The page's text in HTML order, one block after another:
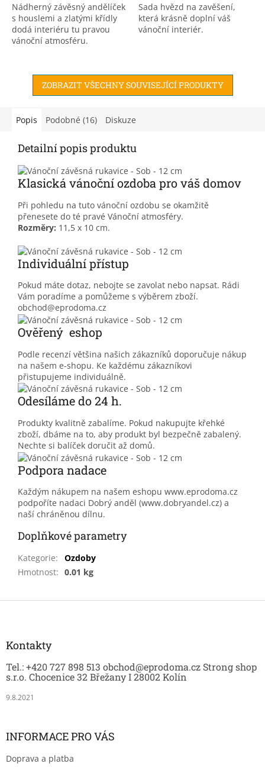
Nádherný závěsný andělíček
s houslemi a zlatými křídly
dodá interiéru tu pravou
vánoční atmosféru.
Sada hvězd na zavěšení,
která krásně doplní váš
vánoční interiér.
ZOBRAZIT VŠECHNY SOUVISEJÍCÍ PRODUKTY
Popis Podobné (16) Diskuze
Detailní popis produktu
Klasická vánoční ozdoba pro váš domov
Při pohledu na tuto vánoční ozdobu se okamžitě
přenesete do té pravé Vánoční atmosféry.
Rozměry: 11,5 x 10 cm.
Individuální přístup
Pokud máte dotaz, nebojte se zavolat nebo napsat. Rádi
Vám poradíme a pomůžeme s výběrem zboží.
obchod@eprodoma.cz
Ověřený eshop
Podle recenzí většina našich zákazníků doporučuje nákup
na našem e-shopu. Ke každému zákazníkovi
přistupujeme individuálně.
Odesíláme do 24 h.
Produkty kvalitně zabalíme. Pokud nakupujte křehké
zboží, dbáme na to, aby produkt byl bezpečně zabalený.
Nechte si balíček doručit až domů.
Podpora nadace
Každým nákupem na našem eshopu www.eprodoma.cz
podpoříte nadaci Dobrý anděl (www.dobryandel.cz) a
naší chráněnou dílnu.
Doplňkové parametry
Kategorie:
Ozdoby
Hmotnost: 0.01 kg
Kontakty
Tel.: +420 727 898 513 obchod@eprodoma.cz Strong shop
s.r.o. Chocenice 32 Břežany I 28002 Kolín
9.8.2021
INFORMACE PRO VÁS
Doprava a platba